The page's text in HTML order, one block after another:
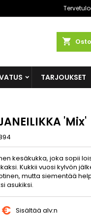
shopping_cart
TARJOUKSET
'Mix'
kesäkukka, joka sopii
Kukkii vuosi kylvön
mutta siementää
asukiksi.
€ Sisältää alv:n